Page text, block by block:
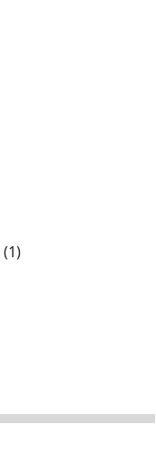
(1)